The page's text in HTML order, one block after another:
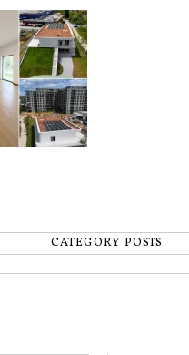
copii
CATEGORY POSTS